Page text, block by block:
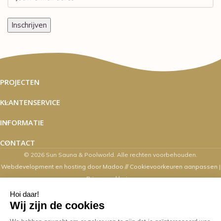
PROJECTEN
KLANTENSERVICE
INFORMATIE
CONTACT
© 2026 Sun Sauna & Poolworld. Alle rechten voorbehouden.
Webdevelopment en hosting door Madoo /// Cookievoorkeuren aanpassen |
Privacyverklaring
Zaterdag's zijn wij van 10.00 t/m 16.00